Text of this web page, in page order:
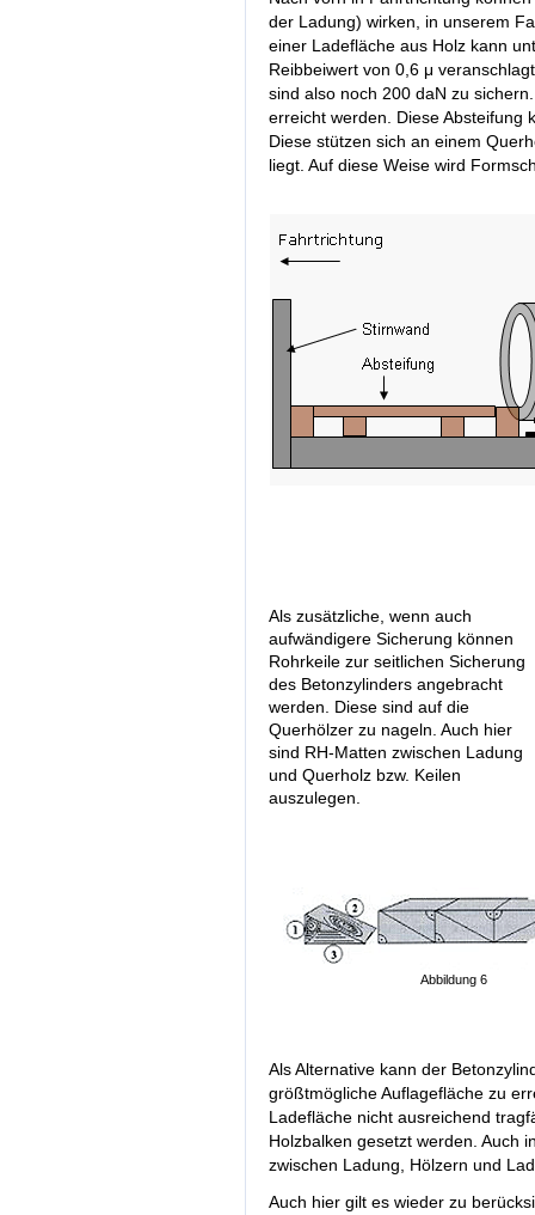
der Ladung) wirken, in unserem
einer Ladefläche aus Holz kann
Reibbeiwert von 0,6 μ
sind also noch 200 daN zu
erreicht werden. Diese Absteifung
Diese stützen sich an einem
liegt. Auf diese Weise wird
Als zusätzliche, wenn auch
aufwändigere Sicherung können
Rohrkeile zur seitlichen Sicherung
des Betonzylinders angebracht
werden. Diese sind auf die
Querhölzer zu nageln. Auch hier
sind RH-Matten zwischen Ladung
und Querholz bzw. Keilen
auszulegen.
Abbildung 6
Als Alternative kann der
größtmögliche Auflagefläche zu
Ladefläche nicht ausreichend
Holzbalken gesetzt werden. Auch
zwischen Ladung, Hölzern und
Auch hier gilt es wieder zu